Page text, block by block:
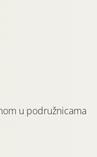
u podružnicama